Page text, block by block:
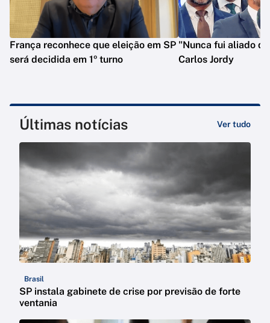
França reconhece que eleição em SP
será decidida em 1º turno
"Nunca fui aliado
Carlos Jordy
Últimas notícias Ver tudo
Brasil
SP instala gabinete de crise por previsão de forte
ventania